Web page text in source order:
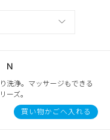
Ｎ
洗浄。マッサージもできる
ーズ。
買い物かごへ入れる